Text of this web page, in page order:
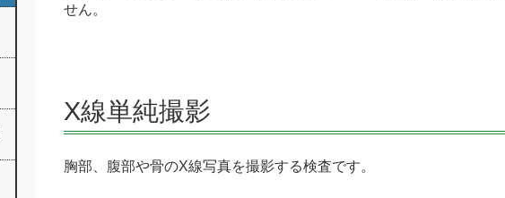
せん。
X線単純撮影
胸部、腹部や骨のX線写真を撮影する検査です。